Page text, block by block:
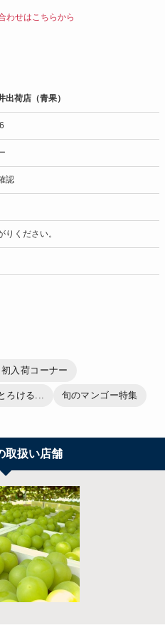
わせはこちらから
荷店（青果）
認
りください。
入荷コーナー
ろける... 旬のマンゴー特集
取扱い店舗